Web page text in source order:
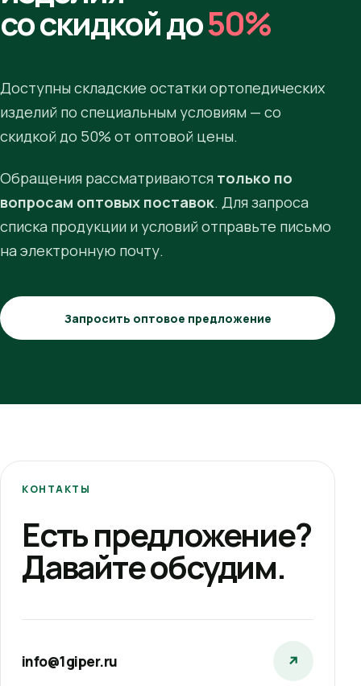
со скидкой до50%
Доступны складские остатки ортопедических
изделий по специальным условиям — со
скидкой до 50% от оптовой цены.
Обращения рассматриваются только по
вопросам оптовых поставок. Для запроса
списка продукции и условий отправьте письмо
на электронную почту.
Запросить оптовое предложение
КОНТАКТЫ
Есть предложение?
Давайте обсудим.
info@1giper.ru ↗